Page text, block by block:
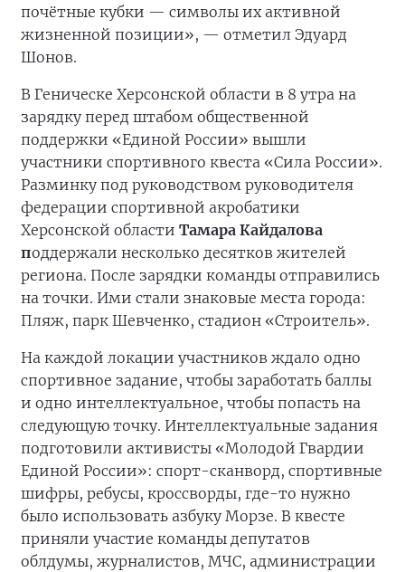
почётные кубки — символы их активной
жизненной позиции», — отметил Эдуард
Шонов.
В Геническе Херсонской области в 8 утра на
зарядку перед штабом общественной
поддержки «Единой России» вышли
участники спортивного квеста «Сила России».
Разминку под руководством руководителя
федерации спортивной акробатики
Херсонской области Тамара Кайдалова
поддержали несколько десятков жителей
региона. После зарядки команды отправились
на точки. Ими стали знаковые места города:
Пляж, парк Шевченко, стадион «Строитель».
На каждой локации участников ждало одно
спортивное задание, чтобы заработать баллы
и одно интеллектуальное, чтобы попасть на
следующую точку. Интеллектуальные задания
подготовили активисты «Молодой Гвардии
Единой России»: спорт-сканворд, спортивные
шифры, ребусы, кроссворды, где-то нужно
было использовать азбуку Морзе. В квесте
приняли участие команды депутатов
облдумы, журналистов, МЧС, администрации